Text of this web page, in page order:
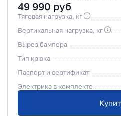
49 990 руб
Тяговая нагрузка, кг
Вертикальная нагрузка, кг
Вырез бампера
Тип крюка
Паспорт и сертификат
Электрика в комплекте